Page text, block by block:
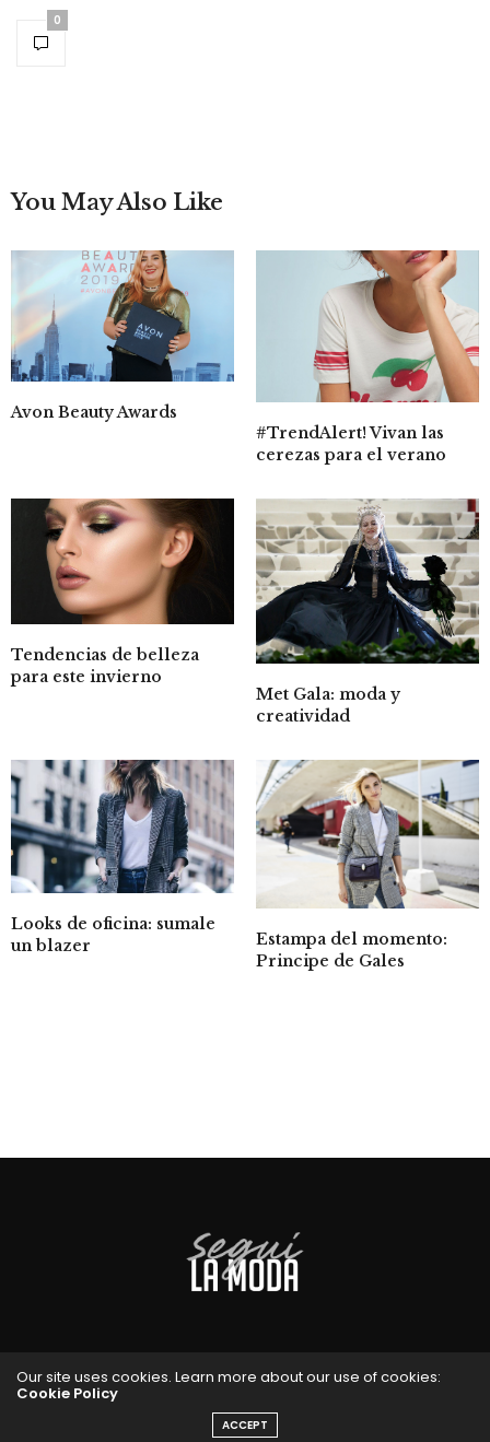
0
You May Also Like
Avon Beauty Awards
#TrendAlert! Vivan las
cerezas para el verano
Tendencias de belleza
para este invierno
Met Gala: moda y
creatividad
Looks de oficina: sumale
un blazer
Estampa del momento:
Principe de Gales
Our site uses cookies. Learn more about our use of cookies:
Cookie Policy
ACCEPT